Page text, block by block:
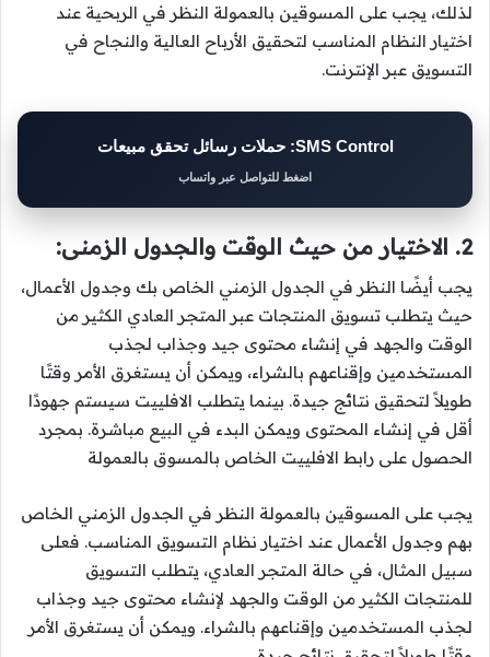
لذلك، يجب على المسوقين بالعمولة النظر في الربحية عند
اختيار النظام المناسب لتحقيق الأرباح العالية والنجاح في
التسويق عبر الإنترنت.
SMS Control: حملات رسائل تحقق مبيعات
اضغط للتواصل عبر واتساب
2. الاختيار من حيث الوقت والجدول الزمنى:
يجب أيضًا النظر في الجدول الزمني الخاص بك وجدول الأعمال،
حيث يتطلب تسويق المنتجات عبر المتجر العادي الكثير من
الوقت والجهد في إنشاء محتوى جيد وجذاب لجذب
المستخدمين وإقناعهم بالشراء، ويمكن أن يستغرق الأمر وقتًا
طويلاً لتحقيق نتائج جيدة. بينما يتطلب الافلييت سيستم جهودًا
أقل في إنشاء المحتوى ويمكن البدء في البيع مباشرة. بمجرد
الحصول على رابط الافلييت الخاص بالمسوق بالعمولة
يجب على المسوقين بالعمولة النظر في الجدول الزمني الخاص
بهم وجدول الأعمال عند اختيار نظام التسويق المناسب. فعلى
سبيل المثال، في حالة المتجر العادي، يتطلب التسويق
للمنتجات الكثير من الوقت والجهد لإنشاء محتوى جيد وجذاب
لجذب المستخدمين وإقناعهم بالشراء. ويمكن أن يستغرق الأمر